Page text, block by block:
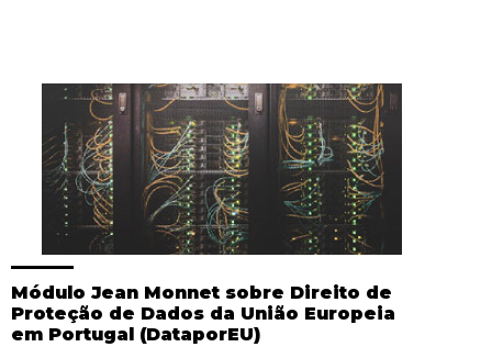
Módulo Jean Monnet sobre Direito de
Proteção de Dados da União Europeia
em Portugal (DataporEU)